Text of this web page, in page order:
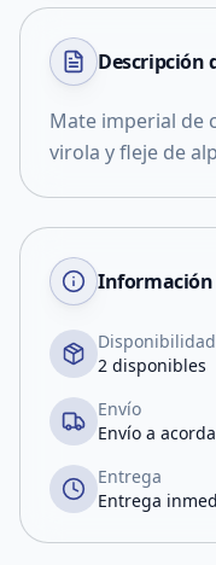
Descripción
Mate imperial de
virola y fleje de
Disponibilidad
2 disponibles
Envío
Envío a
Entrega
Entrega